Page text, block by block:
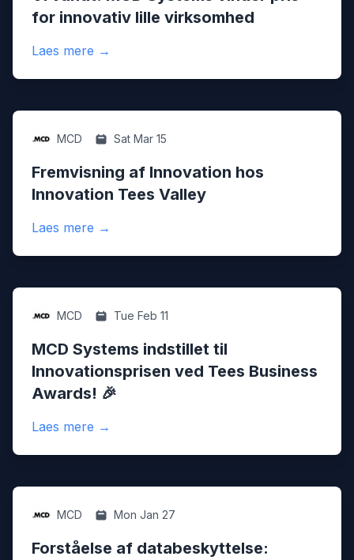
for innovativ lille virksomhed
Laes mere Vi vandt! MCD Systems vinder pris for
→
Innovation
MCD Sat Mar 15
Fremvisning af Innovation hos
Innovation Tees Valley
Laes mere Fremvisning af Innovation hos Innovation
→
Innovation
MCD Tue Feb 11
MCD Systems indstillet til
Innovationsprisen ved Tees Business
Awards! 🎉
Laes mere MCD Systems indstillet til
→
DigitalMCD Mon Jan 27
Forståelse af databeskyttelse: